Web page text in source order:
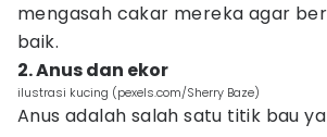
mengasah cakar mereka agar
baik.
2. Anus dan ekor
ilustrasi kucing (pexels.com/Sherry Baze)
Anus adalah salah satu titik bau